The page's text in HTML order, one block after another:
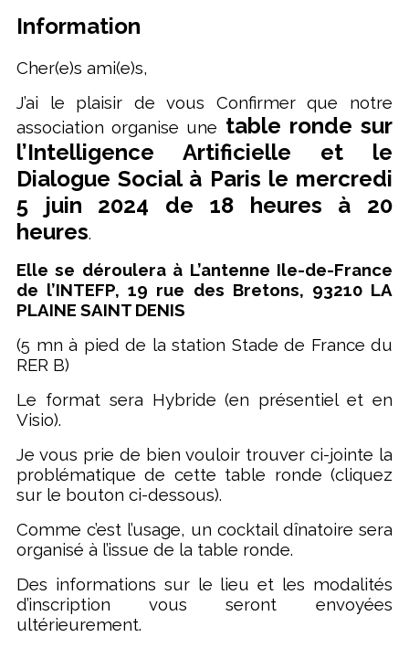
Information
Cher(e)s ami(e)s,
J’ai le plaisir de vous Confirmer que notre
association organise une table ronde sur
l’Intelligence Artificielle et le
Dialogue Social à Paris le mercredi
5 juin 2024 de 18 heures à 20
heures.
Elle se déroulera à L’antenne Ile-de-France
de l’INTEFP, 19 rue des Bretons, 93210 LA
PLAINE SAINT DENIS
(5 mn à pied de la station Stade de France du
RER B)
Le format sera Hybride (en présentiel et en
Visio).
Je vous prie de bien vouloir trouver ci-jointe la
problématique de cette table ronde (cliquez
sur le bouton ci-dessous).
Comme c’est l’usage, un cocktail dînatoire sera
organisé à l’issue de la table ronde.
Des informations sur le lieu et les modalités
d’inscription vous seront envoyées
ultérieurement.